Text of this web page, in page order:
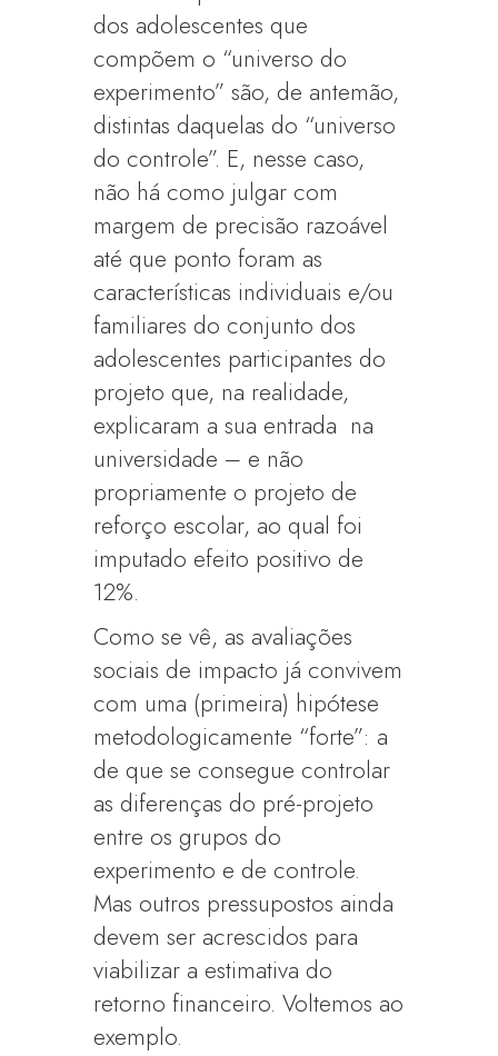
dos adolescentes que
compõem o “universo do
experimento” são, de antemão,
distintas daquelas do “universo
do controle”. E, nesse caso,
não há como julgar com
margem de precisão razoável
até que ponto foram as
características individuais e/ou
familiares do conjunto dos
adolescentes participantes do
projeto que, na realidade,
explicaram a sua entrada na
universidade – e não
propriamente o projeto de
reforço escolar, ao qual foi
imputado efeito positivo de
12%.
Como se vê, as avaliações
sociais de impacto já convivem
com uma (primeira) hipótese
metodologicamente “forte”: a
de que se consegue controlar
as diferenças do pré-projeto
entre os grupos do
experimento e de controle.
Mas outros pressupostos ainda
devem ser acrescidos para
viabilizar a estimativa do
retorno financeiro. Voltemos ao
exemplo.